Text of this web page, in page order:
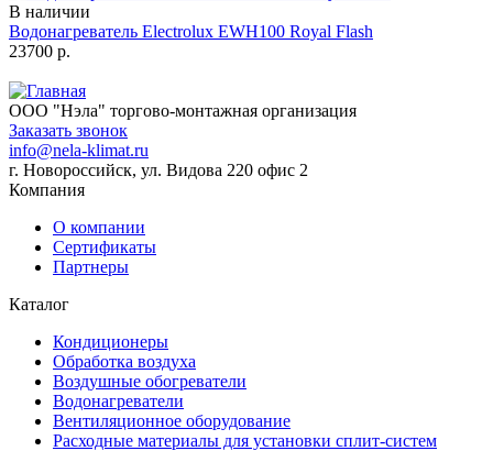
В наличии
Водонагреватель Electrolux EWH100 Royal Flash
23700 р.
ООО "Нэла" торгово-монтажная организация
Заказать звонок
info@nela-klimat.ru
г. Новороссийск, ул. Видова 220 офис 2
Компания
О компании
Сертификаты
Партнеры
Каталог
Кондиционеры
Обработка воздуха
Воздушные обогреватели
Водонагреватели
Вентиляционное оборудование
Расходные материалы для установки сплит-систем